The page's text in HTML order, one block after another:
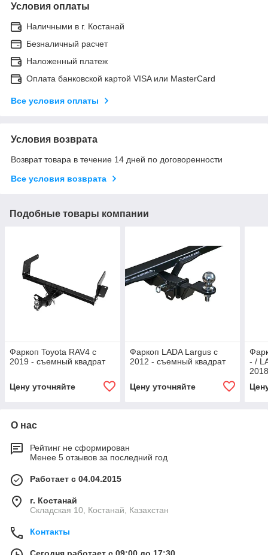
Условия оплаты
Наличными в г. Костанай
Безналичный расчет
Наложенный платеж
Оплата банковской картой VISA или MasterCard
Все условия оплаты
Условия возврата
Возврат товара в течение 14 дней по договоренности
Все условия возврата
Подобные товары компании
Фаркоп Toyota RAV4 с
2019 - съемный квадрат
Цену уточняйте
Фаркоп LADA Largus с
2012 - съемный квадрат
Цену уточняйте
- /
О нас
Рейтинг не сформирован
Менее 5 отзывов за последний год
Работает с 04.04.2015
г. Костанай
Складская 10, Костанай, Казахстан
Контакты